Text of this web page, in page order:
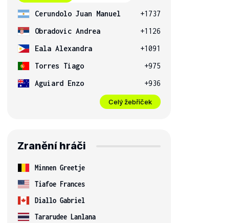
Cerundolo Juan Manuel
+1737
Obradovic Andrea
+1126
Eala Alexandra
+1091
Torres Tiago
+975
Aguiard Enzo
+936
Celý žebříček
Zranění hráči
Minnen Greetje
Tiafoe Frances
Diallo Gabriel
Tararudee Lanlana